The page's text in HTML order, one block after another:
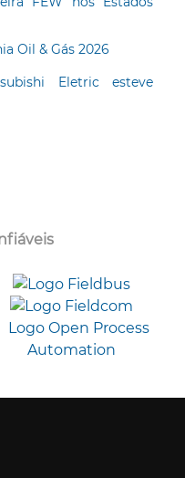
Oil & Gás 2026
Eletric esteve